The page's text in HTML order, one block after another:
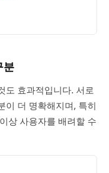
분
도 효과적입니다. 서로
이 더 명확해지며, 특히
상 사용자를 배려할 수